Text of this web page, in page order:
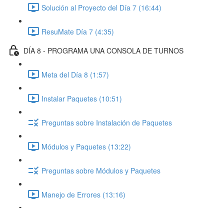
Solución al Proyecto del Día 7 (16:44)
ResuMate Día 7 (4:35)
DÍA 8 - PROGRAMA UNA CONSOLA DE TURNOS
Meta del Día 8 (1:57)
Instalar Paquetes (10:51)
Preguntas sobre Instalación de Paquetes
Módulos y Paquetes (13:22)
Preguntas sobre Módulos y Paquetes
Manejo de Errores (13:16)